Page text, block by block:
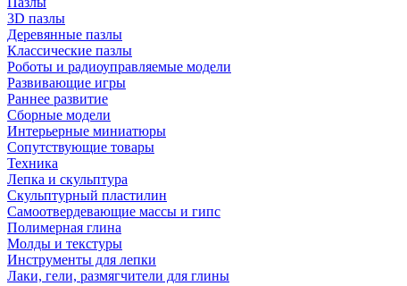
3D пазлы
Деревянные пазлы
Классические пазлы
Роботы и радиоуправляемые модели
Развивающие игры
Раннее развитие
Сборные модели
Интерьерные миниатюры
Сопутствующие товары
Техника
Лепка и скульптура
Скульптурный пластилин
Самоотвердевающие массы и гипс
Полимерная глина
Молды и текстуры
Инструменты для лепки
Лаки, гели, размягчители для глины